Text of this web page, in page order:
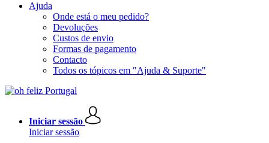
Ajuda
Onde está o meu pedido?
Devoluções
Custos de envio
Formas de pagamento
Contacto
Todos os tópicos em "Ajuda & Suporte"
Iniciar sessão
Iniciar sessão